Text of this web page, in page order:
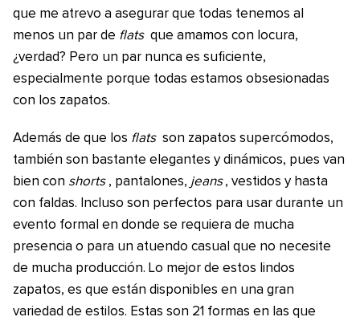
que me atrevo a asegurar que todas tenemos al
menos un par de flats que amamos con locura,
¿verdad? Pero un par nunca es suficiente,
especialmente porque todas estamos obsesionadas
con los zapatos.
Además de que los flats son zapatos supercómodos,
también son bastante elegantes y dinámicos, pues van
bien con shorts , pantalones, jeans , vestidos y hasta
con faldas. Incluso son perfectos para usar durante un
evento formal en donde se requiera de mucha
presencia o para un atuendo casual que no necesite
de mucha producción. Lo mejor de estos lindos
zapatos, es que están disponibles en una gran
variedad de estilos. Estas son 21 formas en las que